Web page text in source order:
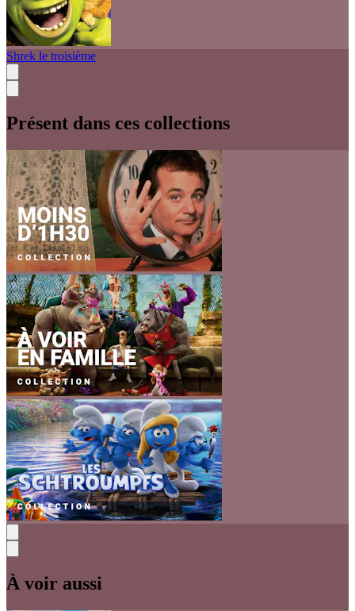
Shrek le troisième
Présent dans ces collections
À voir aussi